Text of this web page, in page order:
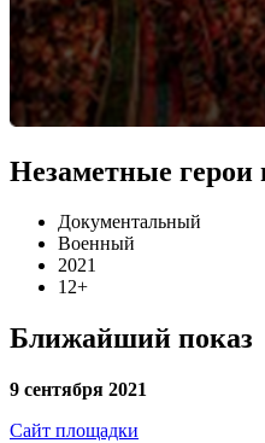
Незаметные герои
Документальный
Военный
2021
12+
Ближайший показ
9 сентября 2021
Сайт площадки